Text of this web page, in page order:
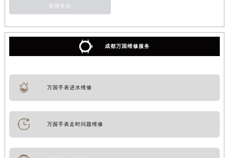
新闻资讯
成都万国维修服务
万国手表进水维修
万国手表走时问题维修